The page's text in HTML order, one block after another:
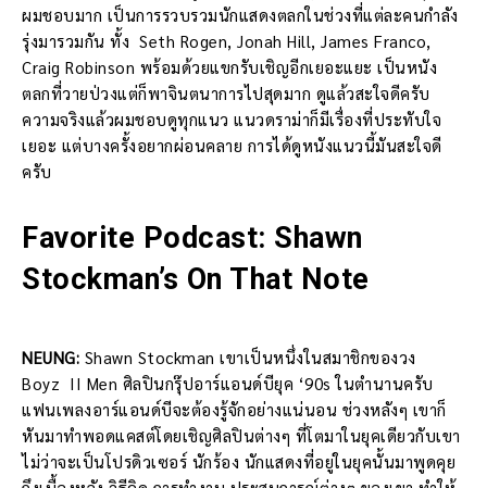
ผมชอบมาก เป็นการรวบรวมนักแสดงตลกในช่วงที่แต่ละคนกำลัง
รุ่งมารวมกัน ทั้ง Seth Rogen, Jonah Hill, James Franco,
Craig Robinson พร้อมด้วยแขกรับเชิญอีกเยอะแยะ เป็นหนัง
ตลกที่วายป่วงแต่ก็พาจินตนาการไปสุดมาก ดูแล้วสะใจดีครับ
ความจริงแล้วผมชอบดูทุกแนว แนวดราม่าก็มีเรื่องที่ประทับใจ
เยอะ แต่บางครั้งอยากผ่อนคลาย การได้ดูหนังแนวนี้มันสะใจดี
ครับ
Favorite Podcast: Shawn
Stockman’s On That Note
NEUNG: Shawn Stockman เขาเป็นหนึ่งในสมาชิกของวง
Boyz II Men ศิลปินกรุ๊ปอาร์แอนด์บียุค ‘90s ในตำนานครับ
แฟนเพลงอาร์แอนด์บีจะต้องรู้จักอย่างแน่นอน ช่วงหลังๆ เขาก็
หันมาทำพอดแคสต์โดยเชิญศิลปินต่างๆ ที่โตมาในยุคเดียวกับเขา
ไม่ว่าจะเป็นโปรดิวเซอร์ นักร้อง นักแสดงที่อยู่ในยุคนั้นมาพูดคุย